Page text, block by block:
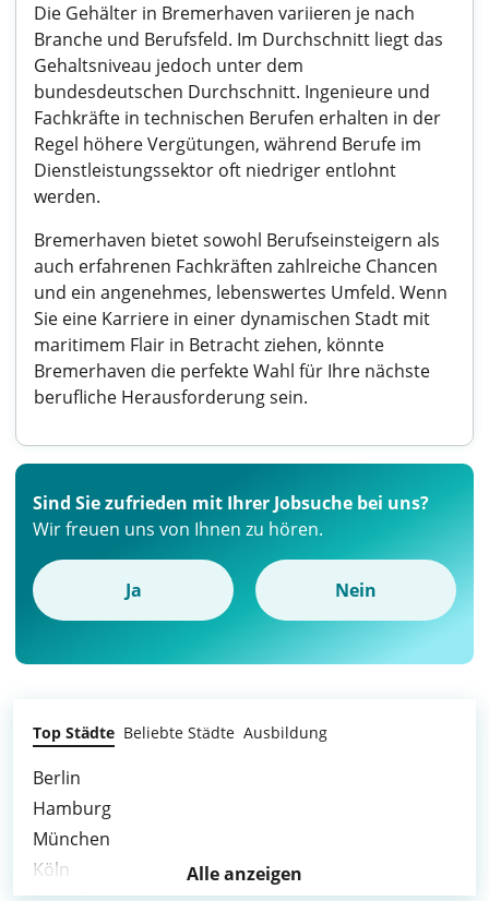
Die Gehälter in Bremerhaven variieren je nach
Branche und Berufsfeld. Im Durchschnitt liegt das
Gehaltsniveau jedoch unter dem
bundesdeutschen Durchschnitt. Ingenieure und
Fachkräfte in technischen Berufen erhalten in der
Regel höhere Vergütungen, während Berufe im
Dienstleistungssektor oft niedriger entlohnt
werden.
Bremerhaven bietet sowohl Berufseinsteigern als
auch erfahrenen Fachkräften zahlreiche Chancen
und ein angenehmes, lebenswertes Umfeld. Wenn
Sie eine Karriere in einer dynamischen Stadt mit
maritimem Flair in Betracht ziehen, könnte
Bremerhaven die perfekte Wahl für Ihre nächste
berufliche Herausforderung sein.
Sind Sie zufrieden mit Ihrer Jobsuche bei uns?
Wir freuen uns von Ihnen zu hören.
Ja Nein
Top Städte Beliebte Städte Ausbildung
Berlin
Hamburg
München
Köln
Alle anzeigen